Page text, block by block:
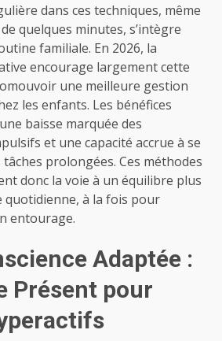
dans ces techniques, même
quelques minutes, s’intègre
familiale. En 2026, la
encourage largement cette
une meilleure gestion
les enfants. Les bénéfices
baisse marquée des
et une capacité accrue à se
prolongées. Ces méthodes
donc la voie à un équilibre plus
quotidienne, à la fois pour
entourage.
Adaptée :
Présent pour